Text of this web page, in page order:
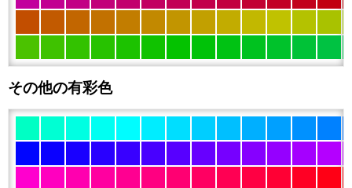
その他の有彩色